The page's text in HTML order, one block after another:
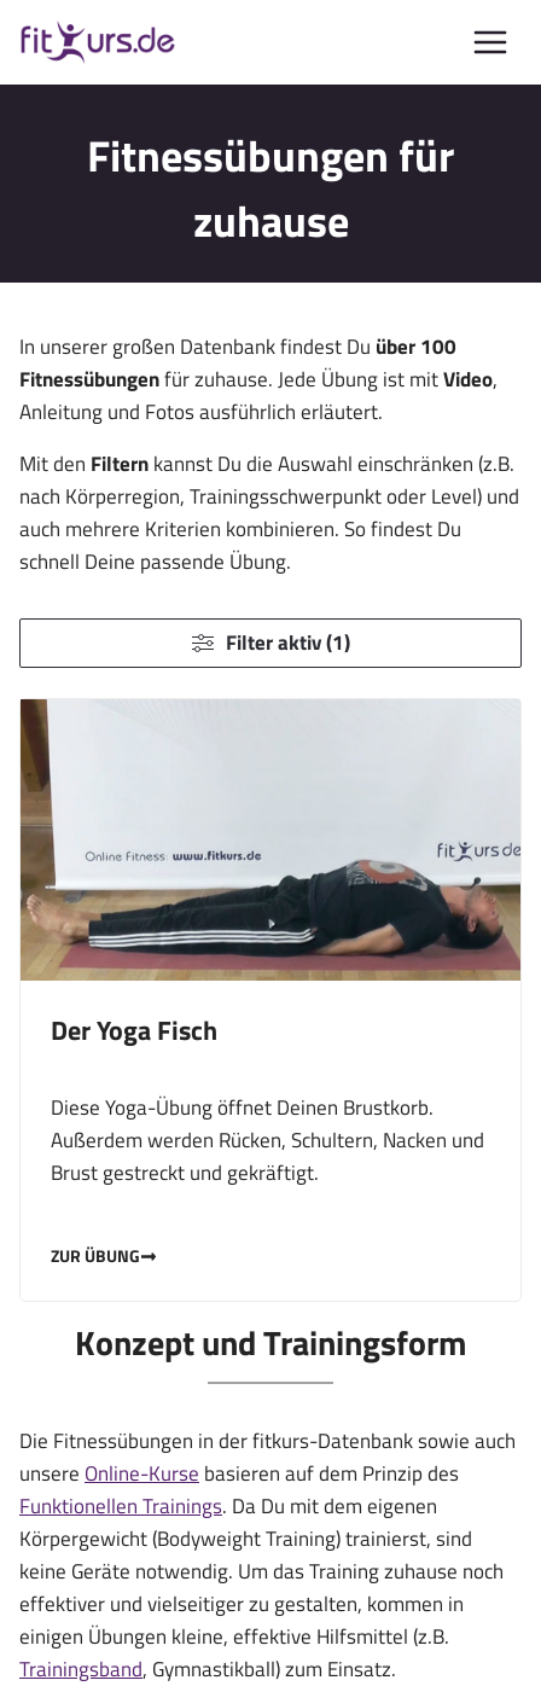
Inhalt
springen
Fitnessübungen für
zuhause
In unserer großen Datenbank findest Du über 100
Fitnessübungenfür zuhause. Jede Übung ist mitVideo,
Anleitung und Fotos ausführlich erläutert.
Mit den Filternkannst Du die Auswahl einschränken (z.B.
nach Körperregion, Trainingsschwerpunkt oder Level) und
auch mehrere Kriterien kombinieren. So findest Du
schnell Deine passende Übung.
Filter aktiv (1)
Der Yoga Fisch
Diese Yoga-Übung öffnet Deinen Brustkorb.
Außerdem werden Rücken, Schultern, Nacken und
Brust gestreckt und gekräftigt.
ZUR ÜBUNG
Konzept und Trainingsform
Die Fitnessübungen in der fitkurs-Datenbank sowie auch
unsere Online-Kurse basieren auf dem Prinzip des
Funktionellen Trainings. Da Du mit dem eigenen
Körpergewicht (Bodyweight Training) trainierst, sind
keine Geräte notwendig. Um das Training zuhause noch
effektiver und vielseitiger zu gestalten, kommen in
einigen Übungen kleine, effektive Hilfsmittel (z.B.
Trainingsband, Gymnastikball) zum Einsatz.